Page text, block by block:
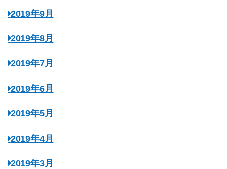
2019年9月
2019年8月
2019年7月
2019年6月
2019年5月
2019年4月
2019年3月